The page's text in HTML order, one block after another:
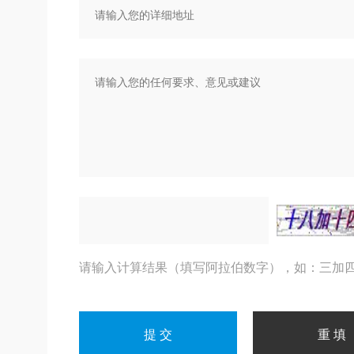
请输入计算结果（填写阿拉伯数字），如：三加